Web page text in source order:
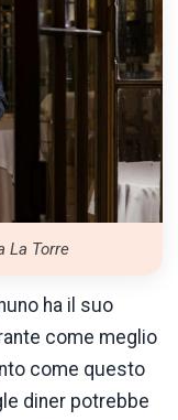
La Torre
ha il suo
come meglio
come questo
diner potrebbe